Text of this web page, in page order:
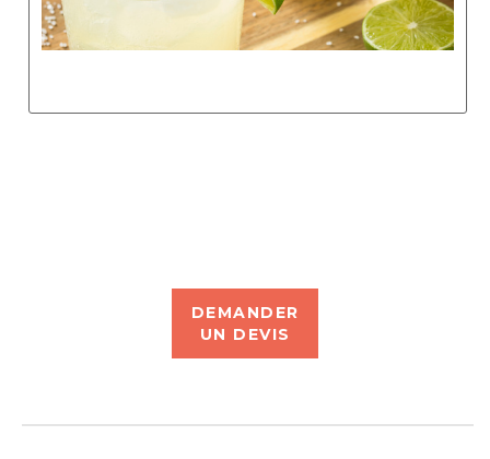
DEMANDER
UN DEVIS